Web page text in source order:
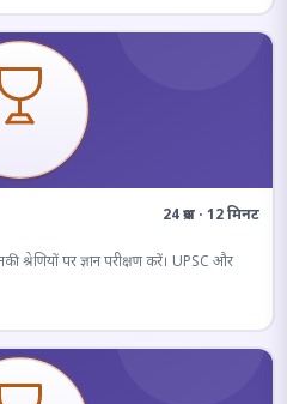
24 प्रश्न · 12 मिनट
श्रेणियों पर ज्ञान परीक्षण करें। UPSC और